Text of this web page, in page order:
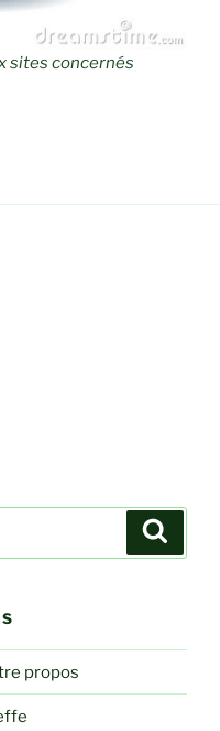
sites concernés
propos